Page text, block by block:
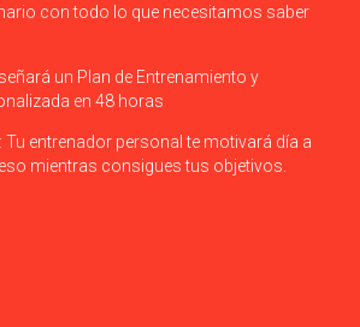
con todo lo que necesitamos saber
un Plan de Entrenamiento y
en 48 horas
Tu entrenador personal te motivará día a
mientras consigues tus objetivos.